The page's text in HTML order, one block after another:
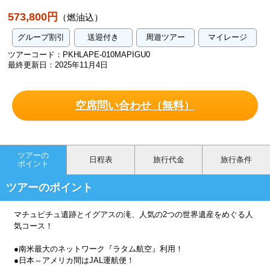
573,800円 （燃油込）
グループ割引 送迎付き 周遊ツアー
マイレージ
ツアーコード：PKHLAPE-010MAPIGU0
最終更新日：2025年11月4日
空席問い合わせ（無料）
ツアーの
ポイント
日程表 旅行代金 旅行条件
ツアーのポイント
マチュピチュ遺跡とイグアスの滝、人気の2つの世界遺産をめぐる人
気コース！
●南米最大のネットワーク『ラタム航空』利用！
●日本⇔アメリカ間はJAL運航便！